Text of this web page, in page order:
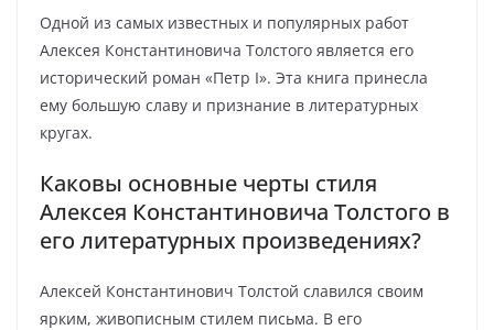
Одной из самых известных и популярных работ
Алексея Константиновича Толстого является его
исторический роман «Петр I». Эта книга принесла
ему большую славу и признание в литературных
кругах.
Каковы основные черты стиля
Алексея Константиновича Толстого в
его литературных произведениях?
Алексей Константинович Толстой славился своим
ярким, живописным стилем письма. В его